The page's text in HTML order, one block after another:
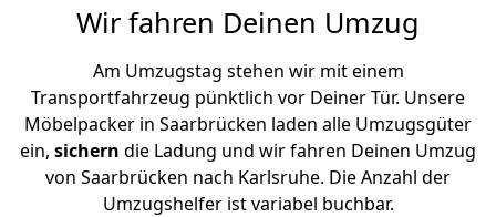
Wir fahren Deinen Umzug
Am Umzugstag stehen wir mit einem
Transportfahrzeug pünktlich vor Deiner Tür. Unsere
Möbelpacker in Saarbrücken laden alle Umzugsgüter
ein, sichern die Ladung und wir fahren Deinen Umzug
von Saarbrücken nach Karlsruhe. Die Anzahl der
Umzugshelfer ist variabel buchbar.